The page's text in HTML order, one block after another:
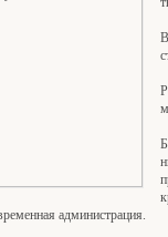
администрация.